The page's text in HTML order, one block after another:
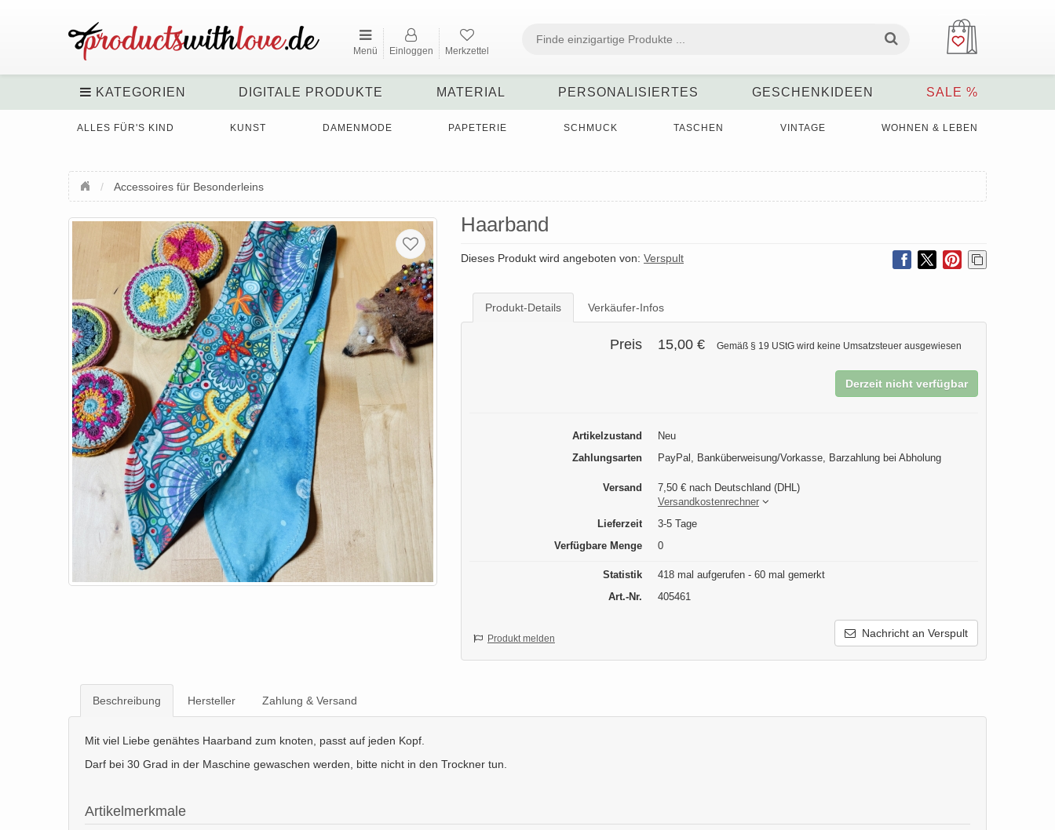
Menü Einloggen Merkzettel
KATEGORIEN DIGITALE PRODUKTE MATERIAL PERSONALISIERTES GESCHENKIDEEN SALE %
ALLES FÜR'S KIND KUNST DAMENMODE PAPETERIE SCHMUCK TASCHEN VINTAGE WOHNEN & LEBEN
Accessoires für Besonderleins
Haarband
Dieses Produkt wird angeboten von: Verspult
Produkt-Details Verkäufer-Infos
Preis 15,00 € Gemäß § 19 UStG wird keine Umsatzsteuer ausgewiesen
Derzeit nicht verfügbar
Artikelzustand
Neu
Zahlungsarten
PayPal, Banküberweisung/Vorkasse, Barzahlung bei Abholung
Versand
7,50 € nach Deutschland (DHL)
Versandkostenrechner
Lieferzeit
3-5 Tage
Verfügbare Menge
0
Statistik
418 mal aufgerufen - 60 mal gemerkt
Art.-Nr.
405461
Nachricht an Verspult
Produkt melden
Beschreibung Hersteller Zahlung & Versand
Mit viel Liebe genähtes Haarband zum knoten, passt auf jeden Kopf.
Darf bei 30 Grad in der Maschine gewaschen werden, bitte nicht in den Trockner tun.
Artikelmerkmale